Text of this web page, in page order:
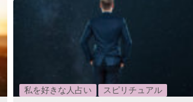
私を好きな人占い
スピリチュアル